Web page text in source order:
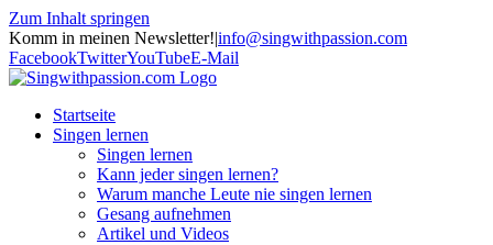
Zum Inhalt springen
Komm in meinen Newsletter!|info@singwithpassion.com
FacebookTwitterYouTubeE-Mail
Startseite
Singen lernen
Singen lernen
Kann jeder singen lernen?
Warum manche Leute nie singen lernen
Gesang aufnehmen
Artikel und Videos